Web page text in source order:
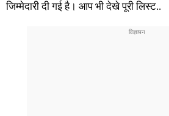
जिम्मेदारी दी गई है। आप भी देखे पूरी लिस्ट..